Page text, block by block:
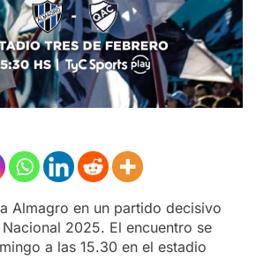
Almagro en un partido decisivo
2025. El encuentro se
a las 15.30 en el estadio